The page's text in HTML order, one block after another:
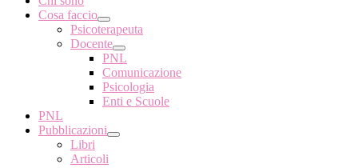
Cosa faccio
Psicoterapeuta
Docente
PNL
Comunicazione
Psicologia
Enti e Scuole
PNL
Pubblicazioni
Libri
Articoli